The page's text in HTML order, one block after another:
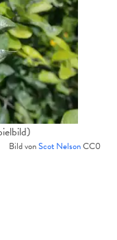
Bild vonScot NelsonCC0